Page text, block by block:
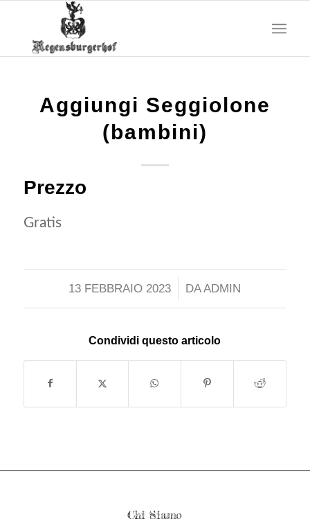
Aggiungi Seggiolone
(bambini)
Prezzo
Gratis
13 FEBBRAIO 2023
/ DAADMIN
Condividi questo articolo
Chi Siamo